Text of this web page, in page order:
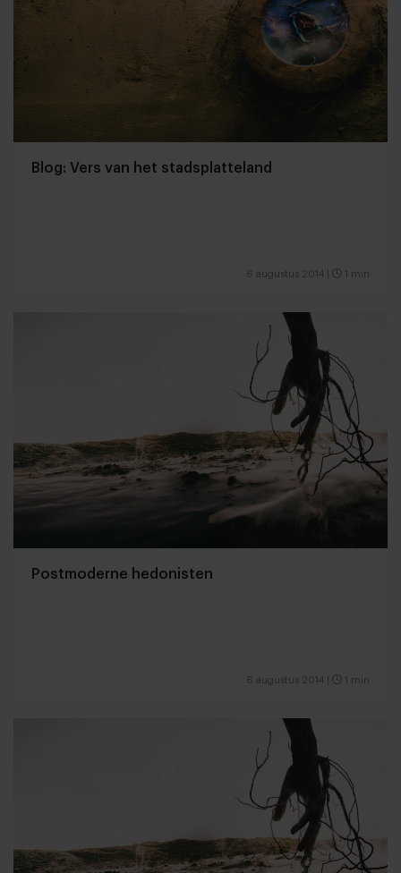
Blog: Vers van het stadsplatteland
6 augustus 2014 1 min
Postmoderne hedonisten
6 augustus 2014 1 min